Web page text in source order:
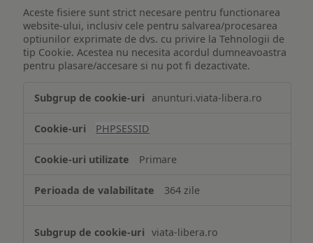
Aceste fisiere sunt strict necesare pentru functionarea
website-ului, inclusiv cele pentru salvarea/procesarea
optiunilor exprimate de dvs. cu privire la Tehnologii de
tip Cookie. Acestea nu necesita acordul dumneavoastra
pentru plasare/accesare si nu pot fi dezactivate.
de
Cookie
necesare
anunturi.viata-libera.ro
PHPSESSID
Primare
364 zile
viata-libera.ro